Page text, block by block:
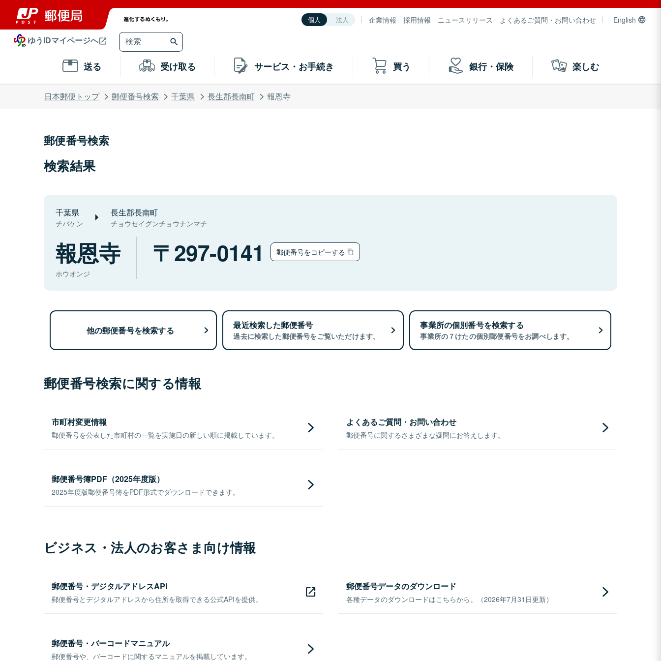
個人 法人 企業情報 採用情報 ニュースリリース よくあるご質問・お問い合わせ English
ゆうIDマイページへ
送る 受け取る サービス・お手続き 買う 銀行・保険 楽しむ
日本郵便トップ 郵便番号検索 千葉県 長生郡長南町 報恩寺
郵便番号検索
検索結果
千葉県
チバケン
長生郡長南町
チョウセイグンチョウナンマチ
報恩寺
ホウオンジ
297-0141 郵便番号をコピーする
他の郵便番号を検索する 最近検索した郵便番号
過去に検索した郵便番号をご覧いただけます。
事業所の個別番号を検索する
事業所の７けたの個別郵便番号をお調べします。
郵便番号検索に関する情報
市町村変更情報
郵便番号を公表した市町村の一覧を実施日の新しい順に掲載しています。
よくあるご質問・お問い合わせ
郵便番号に関するさまざまな疑問にお答えします。
郵便番号簿PDF（2025年度版）
2025年度版郵便番号簿をPDF形式でダウンロードできます。
ビジネス・法人のお客さま向け情報
郵便番号・デジタルアドレスAPI
郵便番号とデジタルアドレスから住所を取得できる公式APIを提供。
郵便番号データのダウンロード
各種データのダウンロードはこちらから。（2026年7月31日更新）
郵便番号・バーコードマニュアル
郵便番号や、バーコードに関するマニュアルを掲載しています。